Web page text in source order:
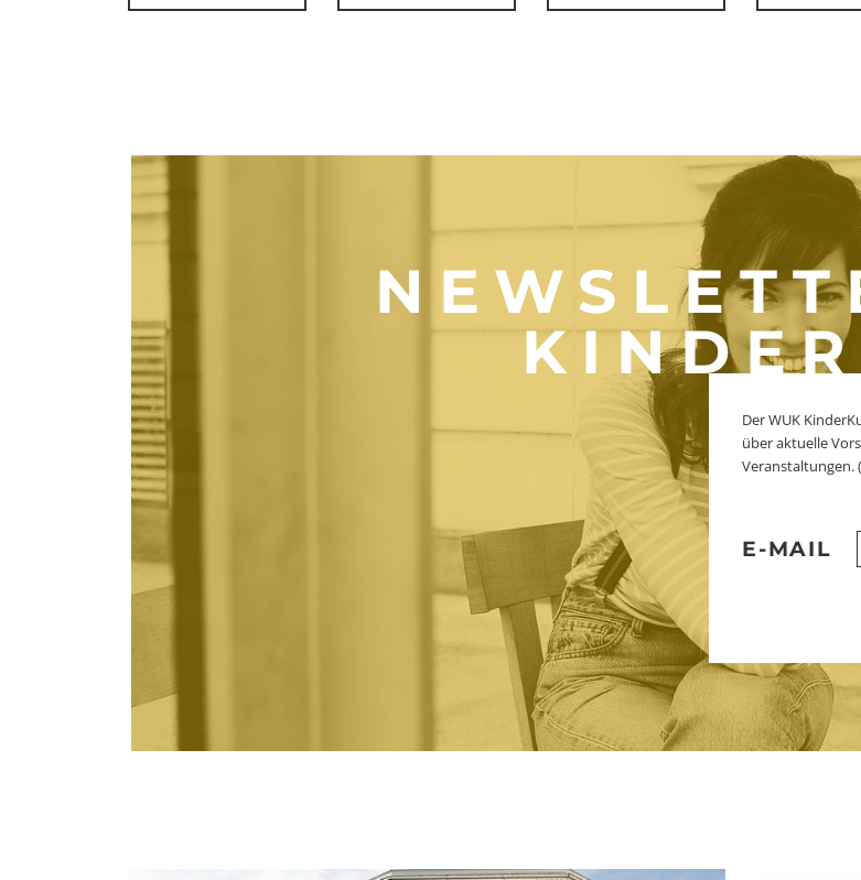
Der WUK
über aktuelle
Veranstaltungen.
E-MAIL